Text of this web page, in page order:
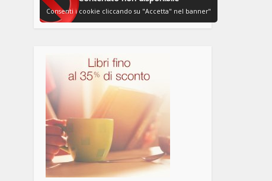
Consenti i cookie cliccando su "Accetta" nel banner"